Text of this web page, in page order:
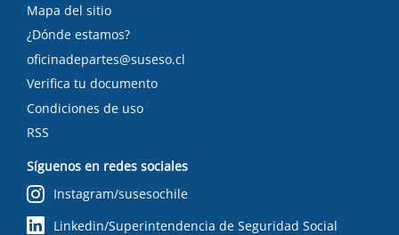
Mapa del sitio
¿Dónde estamos?
oficinadepartes@suseso.cl
Verifica tu documento
Condiciones de uso
RSS
Síguenos en redes sociales
Instagram/susesochile
Linkedin/Superintendencia de Seguridad Social